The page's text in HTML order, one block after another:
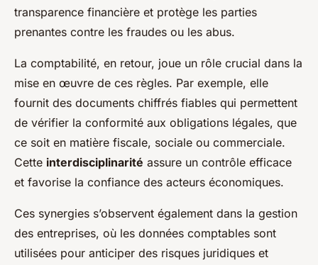
transparence financière et protège les parties
prenantes contre les fraudes ou les abus.
La comptabilité, en retour, joue un rôle crucial dans la
mise en œuvre de ces règles. Par exemple, elle
fournit des documents chiffrés fiables qui permettent
de vérifier la conformité aux obligations légales, que
ce soit en matière fiscale, sociale ou commerciale.
Cette interdisciplinarité assure un contrôle efficace
et favorise la confiance des acteurs économiques.
Ces synergies s’observent également dans la gestion
des entreprises, où les données comptables sont
utilisées pour anticiper des risques juridiques et